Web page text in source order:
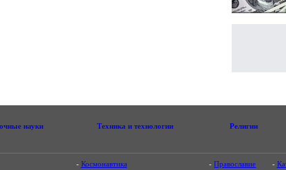
науки Техника и технологии Религии
- Космонавтика
-Православие
-